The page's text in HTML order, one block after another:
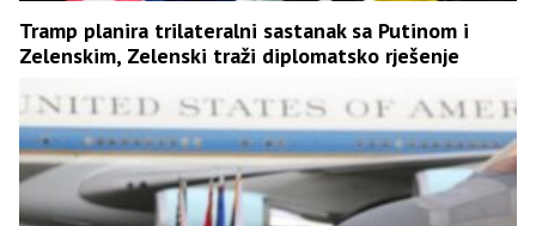
Tramp planira trilateralni sastanak sa Putinom i
Zelenskim, Zelenski traži diplomatsko rješenje